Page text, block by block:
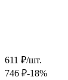
611 ₽/шт.
746 ₽-18%